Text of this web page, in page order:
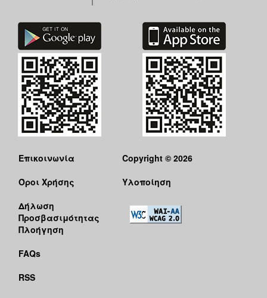
Επικοινωνία
Όροι Χρήσης
Δήλωση
Προσβασιμότητας
Πλοήγηση
FAQs
RSS
Copyright © 2026
Υλοποίηση